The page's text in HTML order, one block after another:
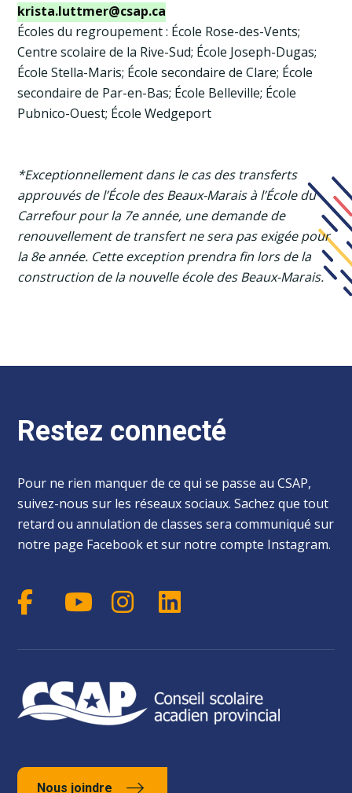
krista.luttmer@csap.ca
Écoles du regroupement : École Rose-des-Vents;
Centre scolaire de la Rive-Sud; École Joseph-Dugas;
École Stella-Maris; École secondaire de Clare; École
secondaire de Par-en-Bas; École Belleville; École
Pubnico-Ouest; École Wedgeport
*Exceptionnellement dans le cas des transferts
approuvés de l’École des Beaux-Marais à l’École du
Carrefour pour la 7e année, une demande de
renouvellement de transfert ne sera pas exigée pour
la 8e année. Cette exception prendra fin lors de la
construction de la nouvelle école des Beaux-Marais.
Restez connecté
Pour ne rien manquer de ce qui se passe au CSAP,
suivez-nous sur les réseaux sociaux. Sachez que tout
retard ou annulation de classes sera communiqué sur
notre page Facebook et sur notre compte Instagram.
Nous joindre